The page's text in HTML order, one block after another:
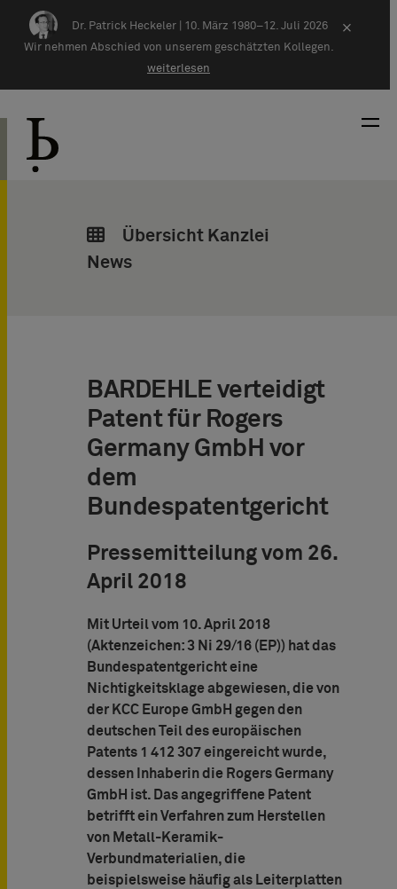
Zum Inhalt springen
Dr. Patrick Heckeler | 10. März 1980–12. Juli 2026
Wir nehmen Abschied von unserem geschätzten Kollegen.
weiterlesen
×
Übersicht Kanzlei
News
BARDEHLE verteidigt
Patent für Rogers
Germany GmbH vor
dem
Bundespatentgericht
Pressemitteilung vom 26.
April 2018
Mit Urteil vom 10. April 2018
(Aktenzeichen: 3 Ni 29/16 (EP)) hat das
Bundespatentgericht eine
Nichtigkeitsklage abgewiesen, die von
der KCC Europe GmbH gegen den
deutschen Teil des europäischen
Patents 1 412 307 eingereicht wurde,
dessen Inhaberin die Rogers Germany
GmbH ist. Das angegriffene Patent
betrifft ein Verfahren zum Herstellen
von Metall-Keramik-
Verbundmaterialien, die
beispielsweise häufig als Leiterplatten